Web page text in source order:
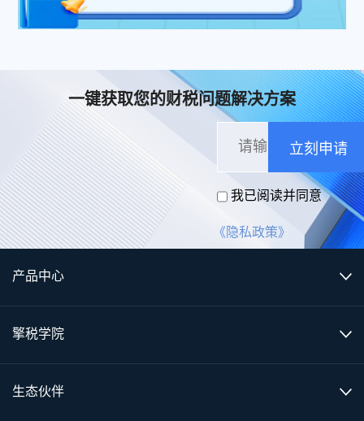
一键获取您的财税问题解决方案
立刻申请
我已阅读并同意
《隐私政策》
产品中心
擎税学院
生态伙伴